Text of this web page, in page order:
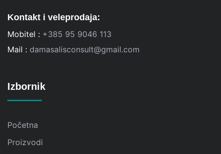
Kontakt i veleprodaja:
Mobitel : +385 95 9046 113
Mail : damasalisconsult@gmail.com
Izbornik
Početna
Proizvodi